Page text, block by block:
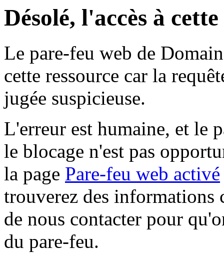
Désolé, l'accès à
Le pare-feu web de
cette ressource car la
jugée suspicieuse.
L'erreur est humaine, et le
le blocage n'est pas
la page Pare-feu web activé
trouverez des informations
de nous contacter pour
du pare-feu.